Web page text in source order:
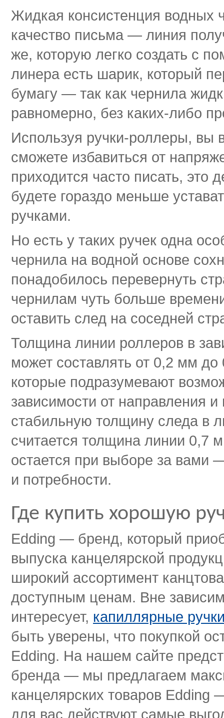
Жидкая консистенция водных
качество письма — линия
же, которую легко создать с
линера есть шарик, который
бумагу — так как чернила
равномерно, без каких-либо
Используя ручки-роллеры,
сможете избавиться от
приходится часто писать,
будете гораздо меньше
ручками.
Но есть у таких ручек одна
чернила на водной основе
понадобилось перевернуть
чернилам чуть больше
оставить след на соседней
Толщина линии роллеров в
может составлять от 0,2 мм
которые подразумевают
зависимости от направления
стабильную толщину следа в
считается толщина линии 0,7
остается при выборе за вами
и потребности.
Где купить хорошую
Edding — бренд, который
выпуска канцелярской
широкий ассортимент
доступным ценам. Вне
интересует, капиллярные
быть уверены, что покупкой
Edding. На нашем сайте
бренда — мы предлагаем
канцелярских товаров
для вас действуют самые